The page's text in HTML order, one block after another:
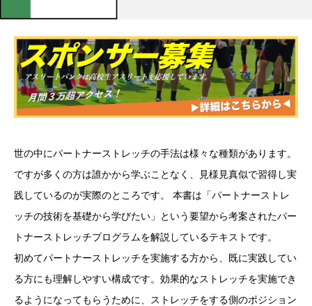
世の中にパートナーストレッチの手法は様々な種類があります。
ですが多くの方は誰かから学ぶことなく、見様見真似で習得し実
践しているのが実際のところです。 本書は「パートナーストレ
ッチの技術を基礎から学びたい」という要望から考案されたパー
トナーストレッチプログラムを解説しているテキストです。
初めてパートナーストレッチを実施する方から、既に実践してい
る方にも理解しやすい構成です。効果的なストレッチを実施でき
るようになってもらうために、ストレッチをする側のポジション